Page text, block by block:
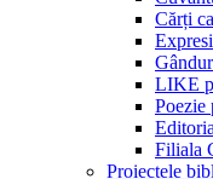
Cărți
LIKE
Poezie
Filiala
Proiectele